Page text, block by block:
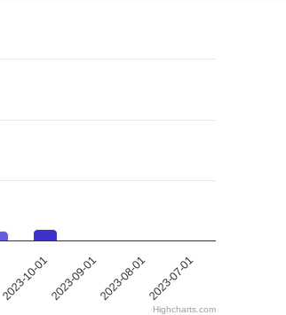
2023-10-012023-09-012023-08-012023-07-01
Highcharts.com